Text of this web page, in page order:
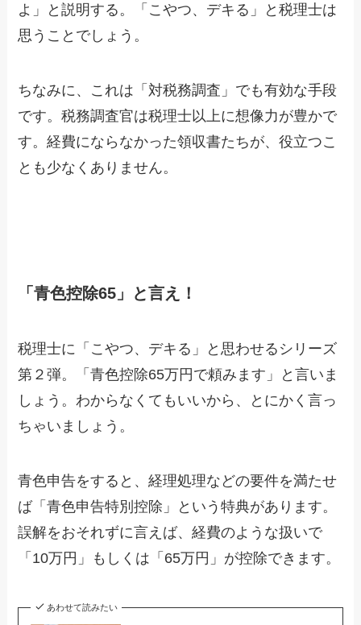
よ」と説明する。「こやつ、デキる」と税理士は
思うことでしょう。
ちなみに、これは「対税務調査」でも有効な手段
です。税務調査官は税理士以上に想像力が豊かで
す。経費にならなかった領収書たちが、役立つこ
とも少なくありません。
「青色控除65」と言え！
税理士に「こやつ、デキる」と思わせるシリーズ
第２弾。「青色控除65万円で頼みます」と言いま
しょう。わからなくてもいいから、とにかく言っ
ちゃいましょう。
青色申告をすると、経理処理などの要件を満たせ
ば「青色申告特別控除」という特典があります。
誤解をおそれずに言えば、経費のような扱いで
「10万円」もしくは「65万円」が控除できます。
あわせて読みたい